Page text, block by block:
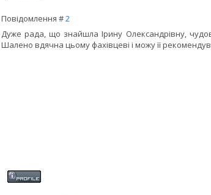
Повідомлення #2
Дуже рада, що знайшла Ірину Олександрівну,
Шалено вдячна цьому фахівцеві і можу її